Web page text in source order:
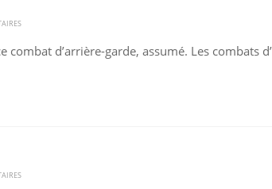
DUHAMEL
combat d’arrière-garde, assumé. Les